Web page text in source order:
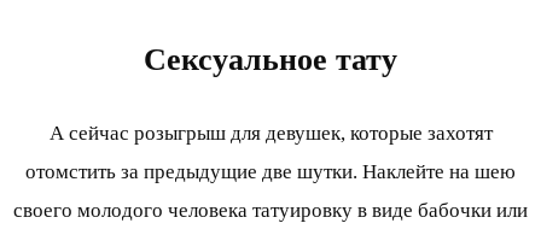
Сексуальное тату
А сейчас розыгрыш для девушек, которые захотят
отомстить за предыдущие две шутки. Наклейте на шею
своего молодого человека татуировку в виде бабочки или